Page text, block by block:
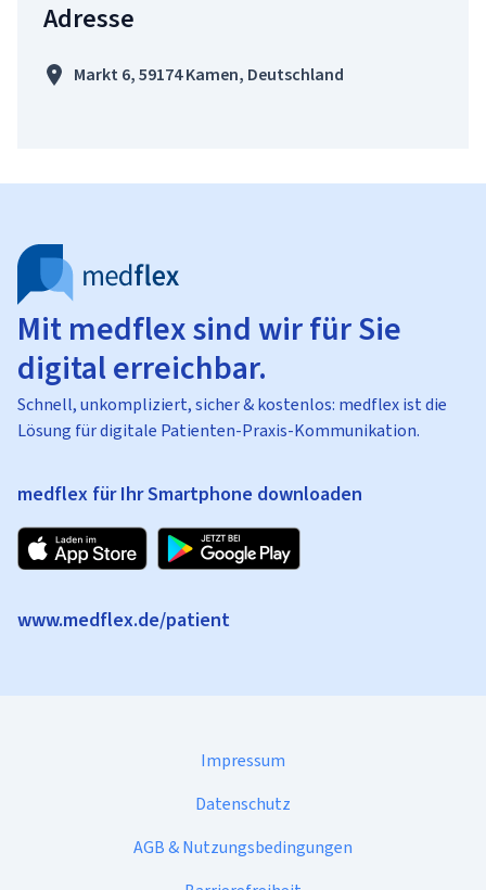
Adresse
Markt 6, 59174 Kamen, Deutschland
Mit medflex sind wir für Sie
digital erreichbar.
Schnell, unkompliziert, sicher & kostenlos: medflex ist die
Lösung für digitale Patienten-Praxis-Kommunikation.
medflex für Ihr Smartphone downloaden
www.medflex.de/patient
Impressum
Datenschutz
AGB & Nutzungsbedingungen